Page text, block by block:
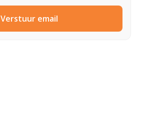
Verstuur email